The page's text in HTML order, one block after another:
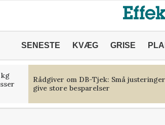
SENESTE KVÆG GRISE
Rådgiver om DB-Tjek: Små
give store besparelser